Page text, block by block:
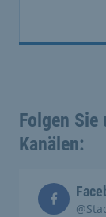
Folgen Sie
Kanälen: